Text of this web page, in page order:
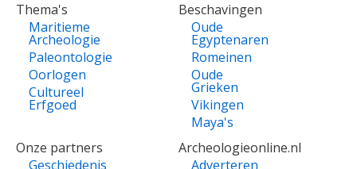
Thema's
Maritieme
Archeologie
Paleontologie
Oorlogen
Cultureel
Erfgoed
Beschavingen
Oude
Egyptenaren
Romeinen
Oude
Grieken
Vikingen
Maya's
Onze partners
Geschiedenis
Archeologieonline.nl
Adverteren